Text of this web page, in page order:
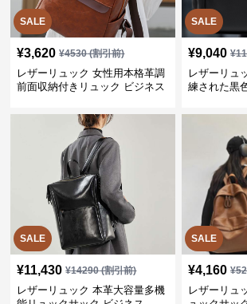
SALE
¥3,620 ¥4530(割引前)
レザーリュック 女性用本格革調
前面収納付きリュック ビジネス
SALE
¥9,040 ¥
レザーリュ
練された黒
SALE
¥11,430 ¥14290(割引前)
レザーリュック 本革大容量多機
SALE
¥4,160 ¥
レザーリュ